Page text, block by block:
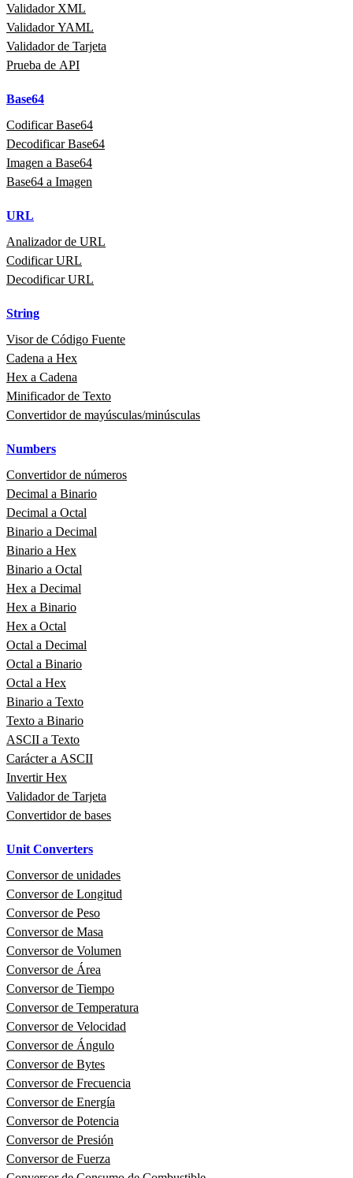
Validador XML
Validador YAML
Validador de Tarjeta
Prueba de API
Base64
Codificar Base64
Decodificar Base64
Imagen a Base64
Base64 a Imagen
URL
Analizador de URL
Codificar URL
Decodificar URL
String
Visor de Código Fuente
Cadena a Hex
Hex a Cadena
Minificador de Texto
Convertidor de mayúsculas/minúsculas
Numbers
Convertidor de números
Decimal a Binario
Decimal a Octal
Binario a Decimal
Binario a Hex
Binario a Octal
Hex a Decimal
Hex a Binario
Hex a Octal
Octal a Decimal
Octal a Binario
Octal a Hex
Binario a Texto
Texto a Binario
ASCII a Texto
Carácter a ASCII
Invertir Hex
Validador de Tarjeta
Convertidor de bases
Unit Converters
Conversor de unidades
Conversor de Longitud
Conversor de Peso
Conversor de Masa
Conversor de Volumen
Conversor de Área
Conversor de Tiempo
Conversor de Temperatura
Conversor de Velocidad
Conversor de Ángulo
Conversor de Bytes
Conversor de Frecuencia
Conversor de Energía
Conversor de Potencia
Conversor de Presión
Conversor de Fuerza